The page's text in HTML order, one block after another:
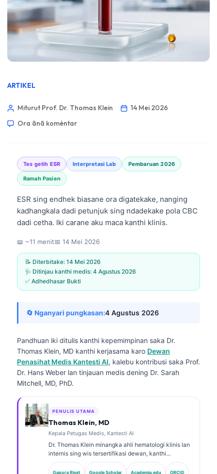
ARTIKEL
Miturut Prof. Dr. Thomas Klein
14 Mei 2026
Ora ānā komèntar
Tes getih ESR Interpretasi Lab Pembaruan 2026
Ramah Pasien
ESR sing endhek biasane ora digatekake, nanging
kadhangkala dadi petunjuk sing ndadekake pola CBC
dadi cetha. Iki carane aku maca kanthi klinis.
📖 ~11 menit📅 14 Mei 2026
📝 Diterbitake: 14 Mei 2026
🩺 Ditinjau kanthi medis: 4 Agustus 2026
✅ Adhedhasar Bukti
🔄 Nganyari pungkasan:4 Agustus 2026
Pandhuan iki ditulis kanthi kepemimpinan saka Dr.
Thomas Klein, MD kanthi kerjasama karo Dewan
Penasihat Medis Kantesti AI, kalebu kontribusi saka Prof.
Dr. Hans Weber lan tinjauan medis dening Dr. Sarah
Mitchell, MD, PhD.
PENULIS UTAMA
Thomas Klein, MD
Kepala Petugas Medis, Kantesti AI
Dr. Thomas Klein minangka ahli hematologi klinis lan
internis sing wis tersertifikasi dewan, kanthi
pengalaman luwih saka 15 taun ing bidang
kedokteran laboratorium lan analisis klinis sing
Gapura Riset Google Scholar Academia.edu ORCID